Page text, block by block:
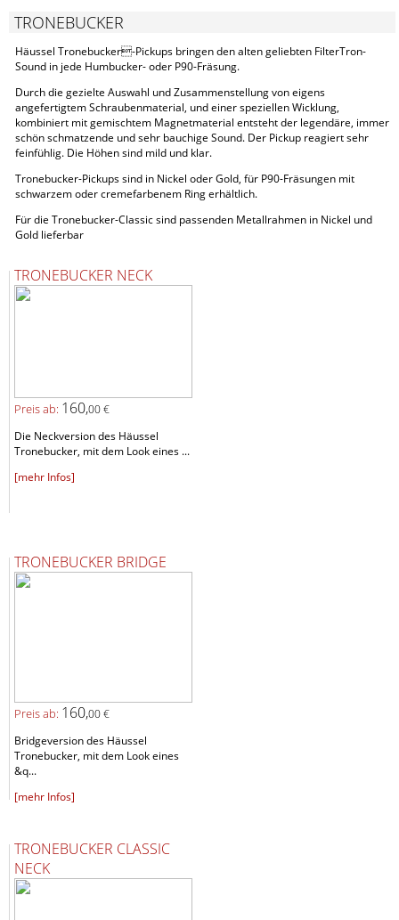
TRONEBUCKER
Häussel Tronebucker-Pickups bringen den alten geliebten FilterTron-
Sound in jede Humbucker- oder P90-Fräsung.
Durch die gezielte Auswahl und Zusammenstellung von eigens
angefertigtem Schraubenmaterial, und einer speziellen Wicklung,
kombiniert mit gemischtem Magnetmaterial entsteht der legendäre, immer
schön schmatzende und sehr bauchige Sound. Der Pickup reagiert sehr
feinfühlig. Die Höhen sind mild und klar.
Tronebucker-Pickups sind in Nickel oder Gold, für P90-Fräsungen mit
schwarzem oder cremefarbenem Ring erhältlich.
Für die Tronebucker-Classic sind passenden Metallrahmen in Nickel und
Gold lieferbar
TRONEBUCKER NECK
Preis ab: 160,00 €
Die Neckversion des Häussel
Tronebucker, mit dem Look eines ...
[mehr Infos]
TRONEBUCKER BRIDGE
Preis ab: 160,00 €
Bridgeversion des Häussel
Tronebucker, mit dem Look eines
&q...
[mehr Infos]
TRONEBUCKER CLASSIC
NECK